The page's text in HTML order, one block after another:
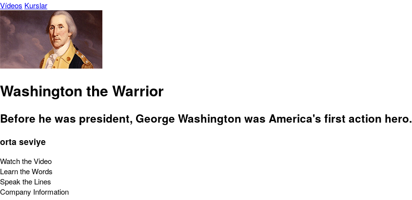
Vídeos Kurslar
Washington the Warrior
Before he was president, George Washington was America's first action hero.
orta seviye
Watch the Video
Learn the Words
Speak the Lines
Company Information